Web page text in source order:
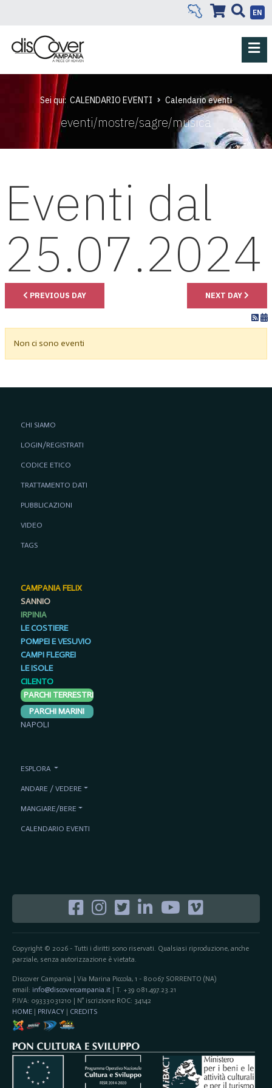
EN
Sei qui: CALENDARIO EVENTI Calendario eventi
eventi/mostre/sagre/musica
Eventi dal
25.07.2024
PREVIOUS DAY NEXT DAY
Non ci sono eventi
Copyright © 2026 - Tutti i diritti sono riservati. Qualsiasi riproduzione, anche
parziale, senza autorizzazione è vietata.
Discover Campania | Via Marina Piccola, 1 - 80067 SORRENTO (NA)
email: info@discovercampania.it| T. +39 081.497.23.21
P.IVA: 09333031210 | N° iscrizione ROC: 34142
HOME| PRIVACY | CREDITS
CHI SIAMO
LOGIN/REGISTRATI
CODICE ETICO
TRATTAMENTO DATI
PUBBLICAZIONI
VIDEO
TAGS
CAMPANIA FELIX
SANNIO
IRPINIA
LE COSTIERE
POMPEI E VESUVIO
CAMPI FLEGREI
LE ISOLE
CILENTO
PARCHI TERRESTRI
PARCHI MARINI
NAPOLI
ESPLORA
ANDARE / VEDERE
MANGIARE/BERE
CALENDARIO EVENTI